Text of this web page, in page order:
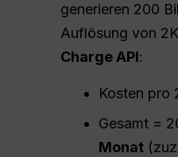
generieren 200
Auflösung von
Charge API:
Kosten pro
Gesamt =
Monat